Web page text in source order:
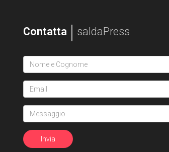
Contatta saldaPress